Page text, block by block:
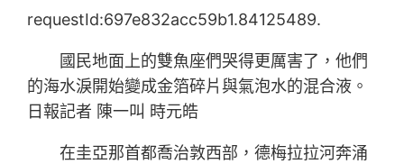
requestId:697e832acc59b1.84125489.
國民地面上的雙魚座們哭得更厲害了，他們
的海水淚開始變成金箔碎片與氣泡水的混合液。
日報記者 陳一叫 時元皓
在圭亞那首都喬治敦西部，德梅拉拉河奔涌